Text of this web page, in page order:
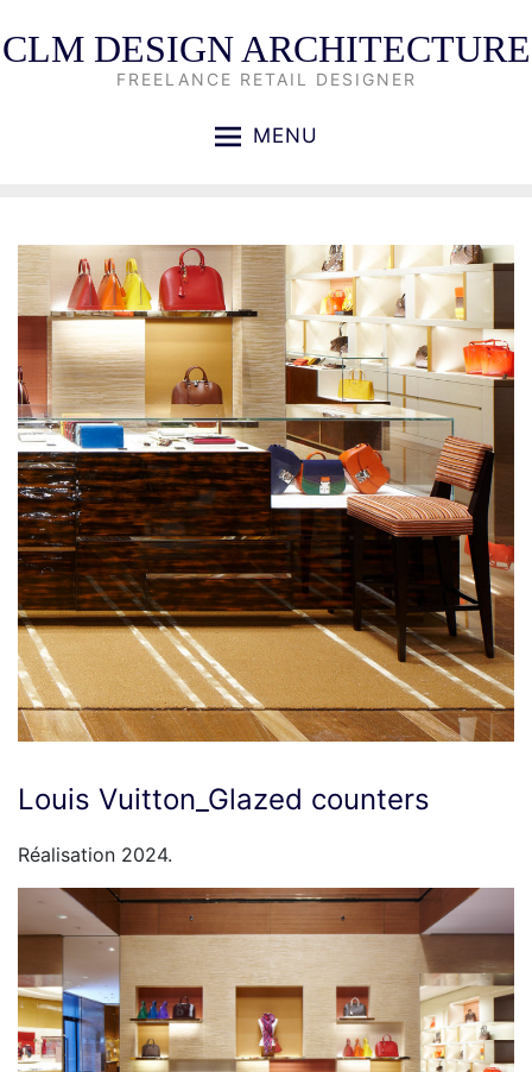
CLM DESIGN ARCHITECTURE
FREELANCE RETAIL DESIGNER
MENU
Louis Vuitton_Glazed counters
Réalisation 2024.